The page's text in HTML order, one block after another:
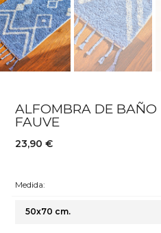
ALFOMBRA DE
FAUVE
23,90 €
Medida:
50x70 cm.